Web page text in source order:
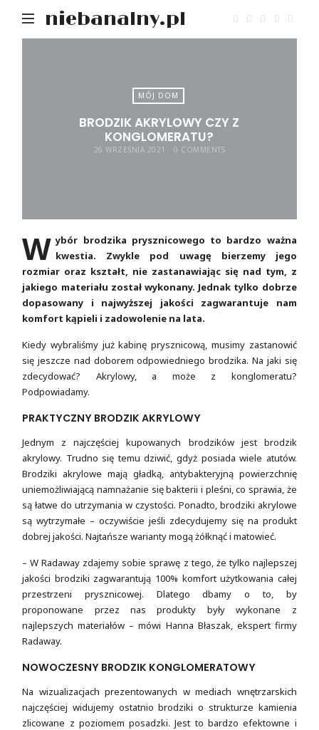
niebanalny.pl
MÓJ DOM
BRODZIK AKRYLOWY CZY Z
KONGLOMERATU?
26 WRZEŚNIA 2021 0 COMMENTS
W ybór brodzika prysznicowego to bardzo ważna
kwestia. Zwykle pod uwagę bierzemy jego
rozmiar oraz kształt, nie zastanawiając się nad tym, z
jakiego materiału został wykonany. Jednak tylko dobrze
dopasowany i najwyższej jakości zagwarantuje nam
komfort kąpieli i zadowolenie na lata.
Kiedy wybraliśmy już kabinę prysznicową, musimy zastanowić
się jeszcze nad doborem odpowiedniego brodzika. Na jaki się
zdecydować? Akrylowy, a może z konglomeratu?
Podpowiadamy.
PRAKTYCZNY BRODZIK AKRYLOWY
Jednym z najczęściej kupowanych brodzików jest brodzik
akrylowy. Trudno się temu dziwić, gdyż posiada wiele atutów.
Brodziki akrylowe mają gładką, antybakteryjną powierzchnię
uniemożliwiającą namnażanie się bakterii i pleśni, co sprawia, że
są łatwe do utrzymania w czystości. Ponadto, brodziki akrylowe
są wytrzymałe – oczywiście jeśli zdecydujemy się na produkt
dobrej jakości. Najtańsze warianty mogą żółknąć i matowieć.
– W Radaway zdajemy sobie sprawę z tego, że tylko najlepszej
jakości brodziki zagwarantują 100% komfort użytkowania całej
przestrzeni prysznicowej. Dlatego dbamy o to, by
proponowane przez nas produkty były wykonane z
najlepszych materiałów – mówi Hanna Błaszak, ekspert firmy
Radaway.
NOWOCZESNY BRODZIK KONGLOMERATOWY
Na wizualizacjach prezentowanych w mediach wnętrzarskich
najczęściej widujemy ostatnio brodziki o strukturze kamienia
zlicowane z poziomem posadzki. Jest to bardzo efektowne i